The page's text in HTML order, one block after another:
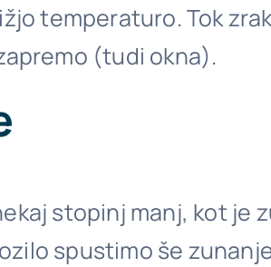
temperaturo. Tok
(tudi okna).
stopinj manj, kot je
spustimo še